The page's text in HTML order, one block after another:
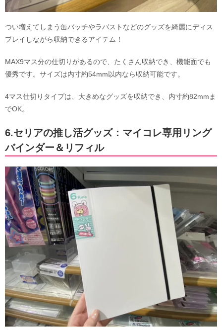
つい増えてしまう缶バッチやラバストなどのグッズを綺麗にディス
プレイしながら収納できるアイテム！
MAX9マス分の仕切りがあるので、たくさん収納でき、機能面でも
優秀です。サイズは内寸約54mm以内なら収納可能です。
4マス仕切りタイプは、大きめなグッズを収納でき、内寸約82mmま
でOK。
6.セリアの推し活グッズ：マイコレ専用リング
バインダー＆リフィル